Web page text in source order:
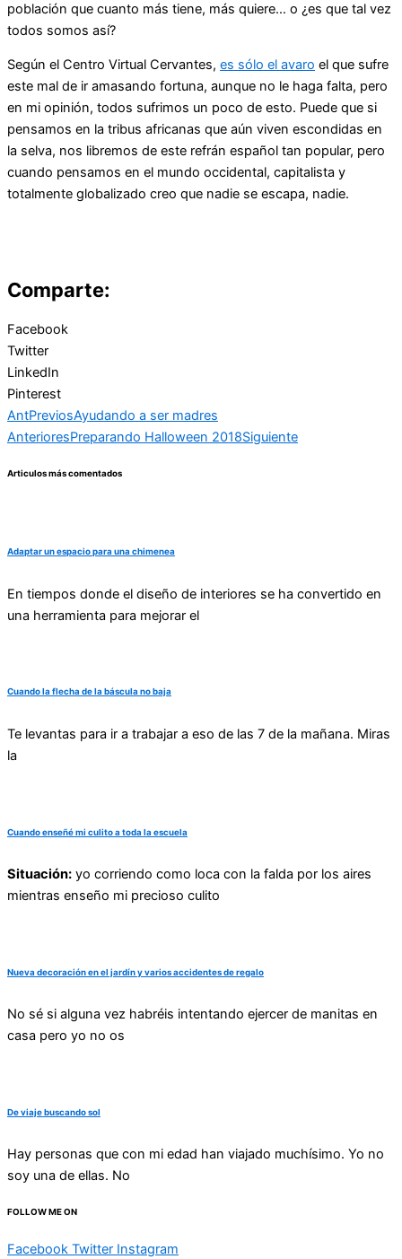
población que cuanto más tiene, más quiere… o ¿es que tal vez
todos somos así?
Según el Centro Virtual Cervantes, es sólo el avaro el que sufre
este mal de ir amasando fortuna, aunque no le haga falta, pero
en mi opinión, todos sufrimos un poco de esto. Puede que si
pensamos en la tribus africanas que aún viven escondidas en
la selva, nos libremos de este refrán español tan popular, pero
cuando pensamos en el mundo occidental, capitalista y
totalmente globalizado creo que nadie se escapa, nadie.
Comparte:
Facebook
Twitter
LinkedIn
Pinterest
AntPreviosAyudando a ser madres
AnterioresPreparando Halloween 2018Siguiente
Articulos más comentados
Adaptar un espacio para una chimenea
En tiempos donde el diseño de interiores se ha convertido en
una herramienta para mejorar el
Cuando la flecha de la báscula no baja
Te levantas para ir a trabajar a eso de las 7 de la mañana. Miras
la
Cuando enseñé mi culito a toda la escuela
Situación: yo corriendo como loca con la falda por los aires
mientras enseño mi precioso culito
Nueva decoración en el jardín y varios accidentes de regalo
No sé si alguna vez habréis intentando ejercer de manitas en
casa pero yo no os
De viaje buscando sol
Hay personas que con mi edad han viajado muchísimo. Yo no
soy una de ellas. No
FOLLOW ME ON
Facebook Twitter Instagram